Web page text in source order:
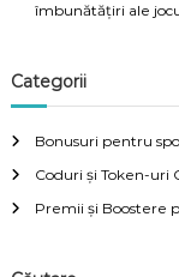
îmbunătățiri ale
Categorii
Bonusuri pentru
Coduri și Token-uri
Premii și Boostere